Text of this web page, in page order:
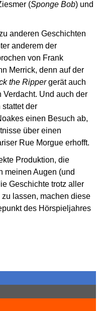
(Sponge Bob) und
anderen Geschichten
anderem der
von Frank
Merrick, denn auf der
the Rippergerät auch
Verdacht. Und auch der
stattet der
einen Besuch ab,
über einen
Rue Morgue erhofft.
Produktion, die
meinen Augen (und
Geschichte trotz aller
lassen, machen diese
des Hörspieljahres